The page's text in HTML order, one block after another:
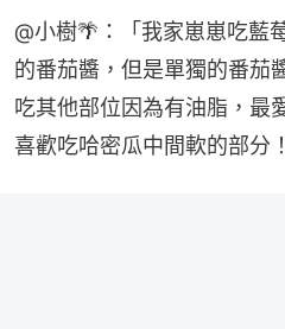
@小樹🌴：「我家崽崽吃藍
的番茄醬，但是單獨的番茄
吃其他部位因為有油脂，最
喜歡吃哈密瓜中間軟的部分！